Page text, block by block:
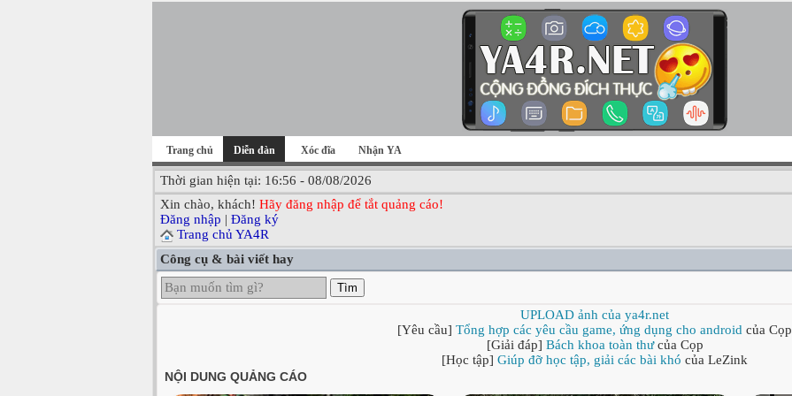
Trang chủ Diễn đàn Xóc đĩa Nhận YA
Thời gian hiện tại: 16:56 - 08/08/2026
Xin chào, khách! Hãy đăng nhập để tắt quảng cáo!
Đăng nhập | Đăng ký
Trang chủ YA4R
Công cụ & bài viết hay
Tìm
UPLOAD ảnh của ya4r.net
[Yêu cầu] Tổng hợp các yêu cầu game, ứng dụng cho android của Cọp
[Giải đáp] Bách khoa toàn thưcủa Cọp
[Học tập] Giúp đỡ học tập, giải các bài khó của LeZink